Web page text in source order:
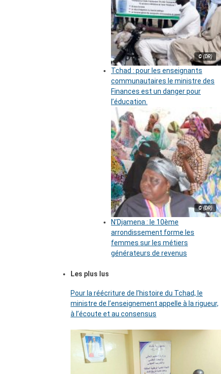
© (DR)
Tchad : pour les enseignants
communautaires le ministre des
Finances est un danger pour
l’éducation.
© (DR)
N’Djamena : le 10ème
arrondissement forme les
femmes sur les métiers
générateurs de revenus
Les plus lus
Pour la réécriture de l’histoire du Tchad, le
ministre de l’enseignement appelle à la rigueur,
à l’écoute et au consensus